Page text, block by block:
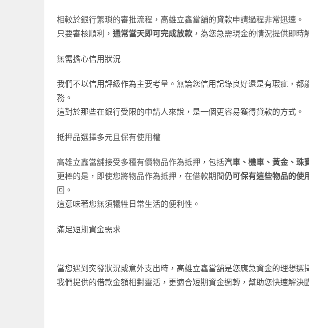
相較於銀行繁瑣的審批流程，高雄立鑫當舖的貸款申請過程非常迅速。
只要審核順利， 通常當天即可完成放款 ，為您急需現金的情況提供即時
無需擔心信用狀況
我們不以信用評級作為主要考量。無論您信用記錄良好還是有瑕疵，都
務。
這對於那些在銀行受限的申請人來說，是一個更容易獲得貸款的方式。
抵押品選擇多元且保有使用權
高雄立鑫當舖接受多種有價物品作為抵押，包括汽車、機車、黃金、珠
更棒的是，即使您將物品作為抵押，在借款期間仍可保有這些物品的使
回。
這意味著您無須犧牲日常生活的便利性。
滿足短期資金需求
當您遇到突發狀況或意外支出時，高雄立鑫當舖是您應急資金的理想選
我們提供的借款金額相對靈活，更適合短期資金週轉，幫助您快速解決